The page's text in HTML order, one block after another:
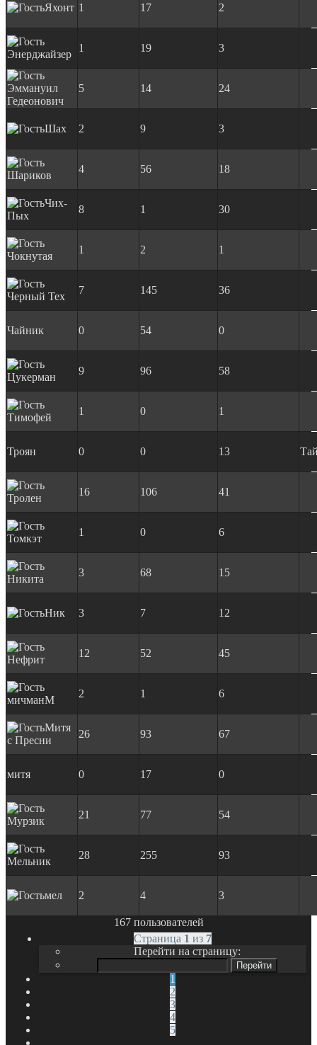
Яхонт 1 17 2
Энерджайзер
1 19 3
Эммануил
Гедеонович
5 14 24
Шах 2 9 3
Шариков
4 56 18
Чих-
Пых
8 1 30
Чокнутая
1 2 1
Черный Тех
7 145 36
Чайник 0 54 0
Цукерман
9 96 58
Тимофей
1 0 1
Троян 0 0 13
Тролен
16 106 41
Томкэт
1 0 6
Никита
3 68 15
Ник 3 7 12
Нефрит
12 52 45
мичманМ
2 1 6
Митя
с Пресни
26 93 67
митя 0 17 0
Мурзик
21 77 54
Мельник
28 255 93
мел 2 4 3
167 пользователей
Страница 1 из 7
Перейти на страницу:
1
2
3
4
5